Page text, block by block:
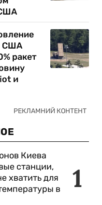
США
ракет
и
1
Киева
станции,
хватить для
в